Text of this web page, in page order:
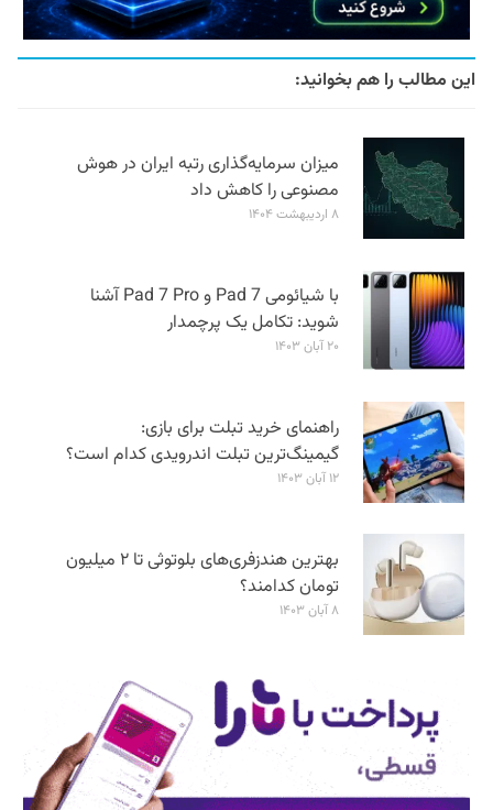
این مطالب را هم بخوانید:
میزان سرمایه‌گذاری رتبه ایران در هوش
مصنوعی را کاهش داد
۸ اردیبهشت ۱۴۰۴
با شیائومی Pad 7 و Pad 7 Pro آشنا
شوید: تکامل یک پرچمدار
۲۰ آبان ۱۴۰۳
راهنمای خرید تبلت برای بازی:
گیمینگ‌ترین تبلت اندرویدی کدام است؟
۱۲ آبان ۱۴۰۳
بهترین هندزفری‌های بلوتوثی تا ۲ میلیون
تومان کدامند؟
۸ آبان ۱۴۰۳